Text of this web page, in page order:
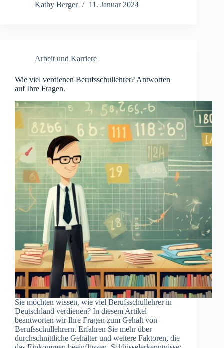
Kathy Berger
11. Januar 2024
Arbeit und Karriere
Wie viel verdienen Berufsschullehrer? Antworten
auf Ihre Fragen.
Sie möchten wissen, wie viel Berufsschullehrer in
Deutschland verdienen? In diesem Artikel
beantworten wir Ihre Fragen zum Gehalt von
Berufsschullehrern. Erfahren Sie mehr über
durchschnittliche Gehälter und weitere Faktoren, die